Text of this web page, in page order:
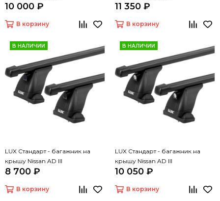
10 000 ₽
В корзину
11 350 ₽
В корзину
В НАЛИЧИИ
LUX Стандарт - багажник на
крышу Nissan AD III
8 700 ₽
В корзину
В НАЛИЧИИ
LUX Стандарт - багажник на
крышу Nissan AD III
10 050 ₽
В корзину